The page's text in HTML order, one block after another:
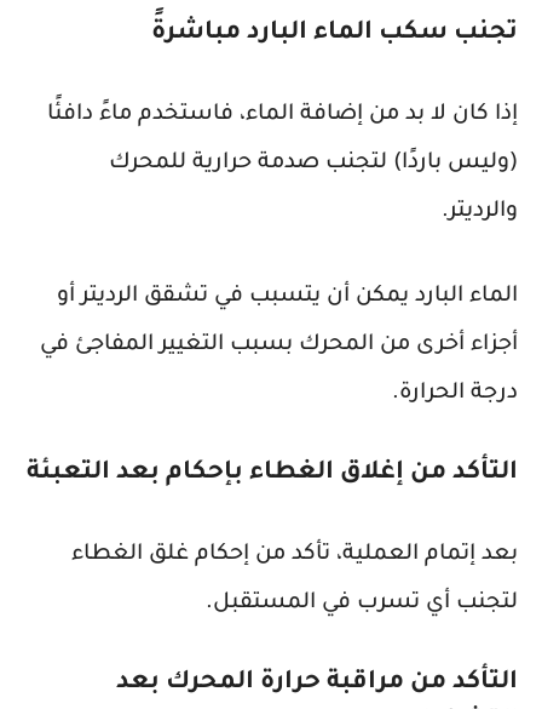
تجنب سكب الماء البارد مباشرةً
إذا كان لا بد من إضافة الماء، فاستخدم ماءً دافئًا
(وليس باردًا) لتجنب صدمة حرارية للمحرك
والرديتر.
الماء البارد يمكن أن يتسبب في تشقق الرديتر أو
أجزاء أخرى من المحرك بسبب التغيير المفاجئ في
درجة الحرارة.
التأكد من إغلاق الغطاء بإحكام بعد التعبئة
بعد إتمام العملية، تأكد من إحكام غلق الغطاء
لتجنب أي تسرب في المستقبل.
التأكد من مراقبة حرارة المحرك بعد